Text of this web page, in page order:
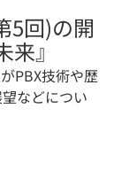
5回)の開
来』
PBX技術や歴
などについ